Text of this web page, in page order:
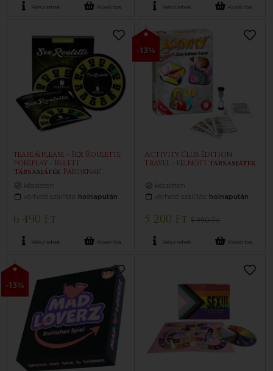
Részletek Kosárba Részletek Kosárba
tease & please - Sex Roulette
Foreplay - Rulett
Társasjáték Pároknak
készleten
várható szállítás: holnapután
6 490 Ft
Részletek Kosárba
-13%
Activity Club Edition
Travel - felnőtt társasjáték
készleten
várható szállítás: holnapután
5 200 Ft5 990 Ft
Részletek Kosárba
-13%